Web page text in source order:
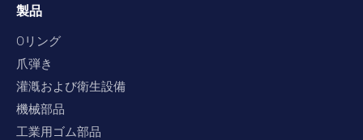
製品
Oリング
爪弾き
灌漑および衛生設備
機械部品
工業用ゴム部品